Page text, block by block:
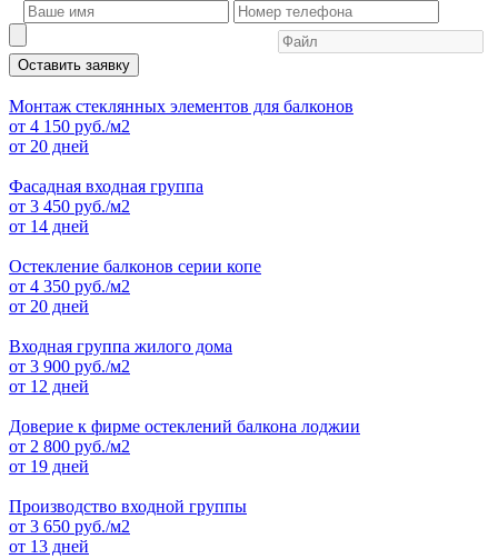
Оставить заявку
Монтаж стеклянных элементов для балконов
от 4 150 руб./м2
от 20 дней
Фасадная входная группа
от 3 450 руб./м2
от 14 дней
Остекление балконов серии копе
от 4 350 руб./м2
от 20 дней
Входная группа жилого дома
от 3 900 руб./м2
от 12 дней
Доверие к фирме остеклений балкона лоджии
от 2 800 руб./м2
от 19 дней
Производство входной группы
от 3 650 руб./м2
от 13 дней